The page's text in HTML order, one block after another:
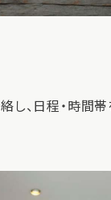
し、日程・時間